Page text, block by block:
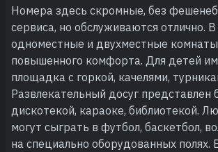
Номера здесь скромные, без
сервиса, но обслуживаются отлично. В
одноместные и двухместные
повышенного комфорта. Для детей
площадка с горкой, качелями,
Развлекательный досуг представлен
дискотекой, караоке, библиотекой.
могут сыграть в футбол, баскетбол,
на специально оборудованных полях.